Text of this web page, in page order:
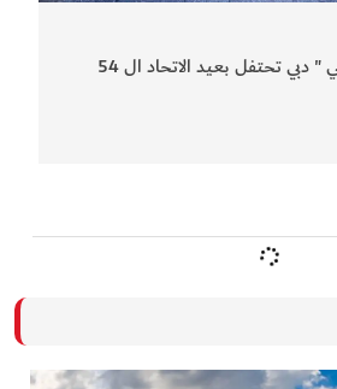
دبي تحتفل بعيد الاتحاد ال 54